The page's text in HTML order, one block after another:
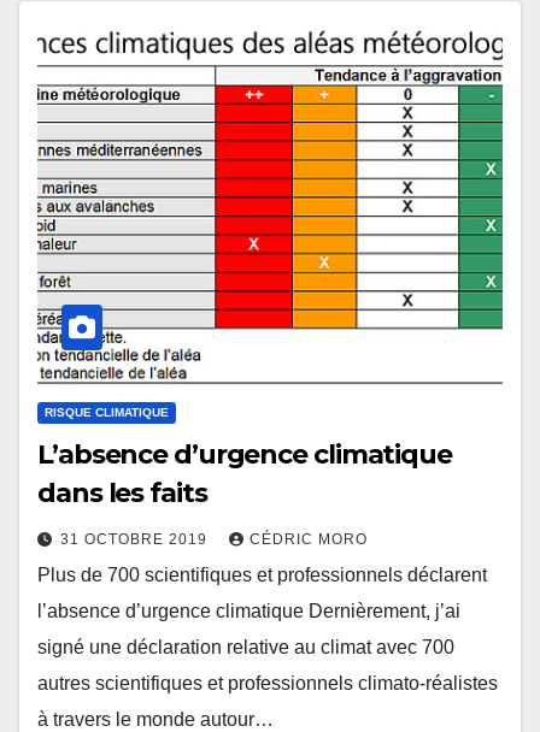
RISQUE CLIMATIQUE
L’absence d’urgence climatique
dans les faits
31 OCTOBRE 2019 CÉDRIC MORO
Plus de 700 scientifiques et professionnels déclarent
l’absence d’urgence climatique Dernièrement, j’ai
signé une déclaration relative au climat avec 700
autres scientifiques et professionnels climato-réalistes
à travers le monde autour…